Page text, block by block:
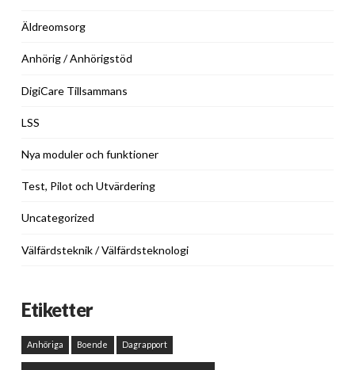
Äldreomsorg
Anhörig / Anhörigstöd
DigiCare Tillsammans
LSS
Nya moduler och funktioner
Test, Pilot och Utvärdering
Uncategorized
Välfärdsteknik / Välfärdsteknologi
Etiketter
Anhöriga Boende Dagrapport